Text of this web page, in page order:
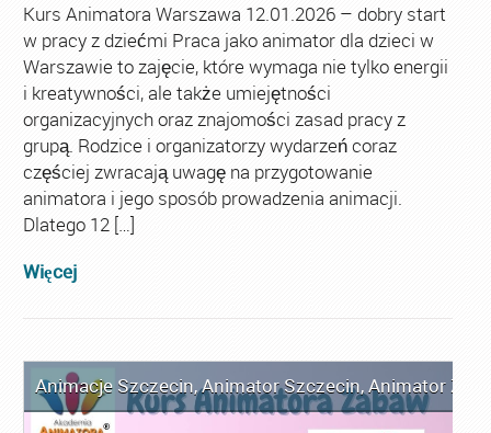
Kurs Animatora Warszawa 12.01.2026 – dobry start
w pracy z dziećmi Praca jako animator dla dzieci w
Warszawie to zajęcie, które wymaga nie tylko energii
i kreatywności, ale także umiejętności
organizacyjnych oraz znajomości zasad pracy z
grupą. Rodzice i organizatorzy wydarzeń coraz
częściej zwracają uwagę na przygotowanie
animatora i jego sposób prowadzenia animacji.
Dlatego 12 […]
Więcej
Animacje Szczecin,Animator Szczecin,Animator